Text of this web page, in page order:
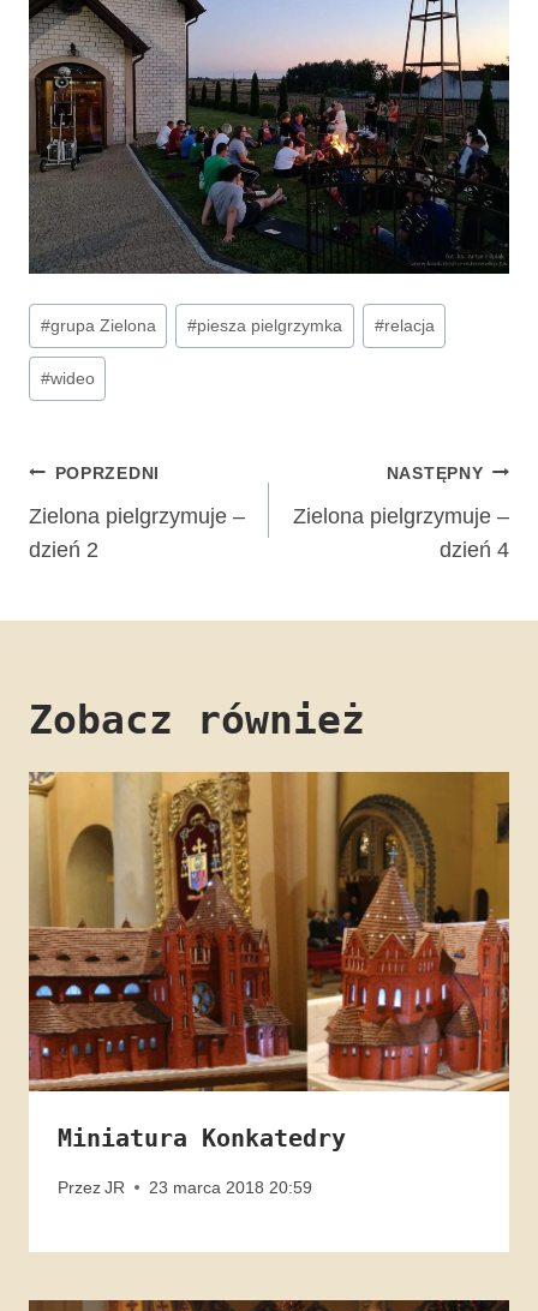
Tagi
wpisu:
#grupa Zielona #piesza pielgrzymka #relacja
#wideo
Nawigacja
wpisu
POPRZEDNI
Zielona pielgrzymuje –
dzień 2
NASTĘPNY
Zielona pielgrzymuje –
dzień 4
Zobacz również
Miniatura Konkatedry
PrzezJR 23 marca 2018 20:59